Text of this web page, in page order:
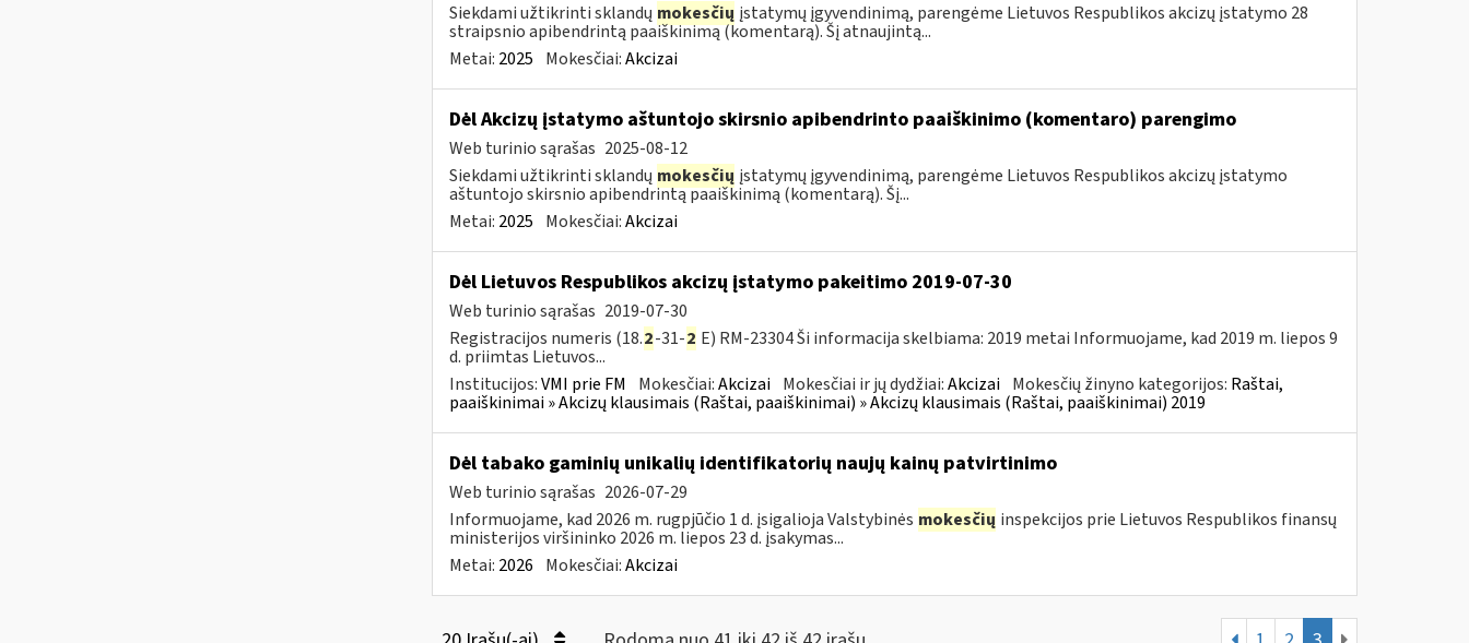
Siekdami užtikrinti sklandų mokesčių įstatymų įgyvendinimą, parengėme Lietuvos Respublikos akcizų įstatymo 28
straipsnio apibendrintą paaiškinimą (komentarą). Šį atnaujintą...
Metai: 2025 Mokesčiai:Akcizai
Dėl Akcizų įstatymo aštuntojo skirsnio apibendrinto paaiškinimo (komentaro) parengimo
Web turinio sąrašas 2025-08-12
Siekdami užtikrinti sklandų mokesčių įstatymų įgyvendinimą, parengėme Lietuvos Respublikos akcizų įstatymo
aštuntojo skirsnio apibendrintą paaiškinimą (komentarą). Šį...
Metai: 2025 Mokesčiai:Akcizai
Dėl Lietuvos Respublikos akcizų įstatymo pakeitimo 2019-07-30
Web turinio sąrašas 2019-07-30
Registracijos numeris (18.2-31-2 E) RM-23304 Ši informacija skelbiama: 2019 metai Informuojame, kad 2019 m. liepos 9
d. priimtas Lietuvos...
Institucijos:VMI prie FM Mokesčiai:Akcizai Mokesčiai ir jų dydžiai:Akcizai Mokesčių žinyno kategorijos: Raštai,
paaiškinimai » Akcizų klausimais (Raštai, paaiškinimai) » Akcizų klausimais (Raštai, paaiškinimai) 2019
Dėl tabako gaminių unikalių identifikatorių naujų kainų patvirtinimo
Web turinio sąrašas 2026-07-29
Informuojame, kad 2026 m. rugpjūčio 1 d. įsigalioja Valstybinės mokesčių inspekcijos prie Lietuvos Respublikos finansų
ministerijos viršininko 2026 m. liepos 23 d. įsakymas...
Metai: 2026 Mokesčiai:Akcizai